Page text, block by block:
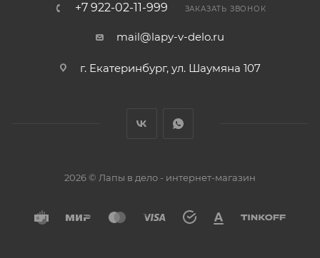
+7 922-02-11-999 ЗАКАЗАТЬ ЗВОНОК
mail@lapy-v-delo.ru
г. Екатеринбург, ул. Шаумяна 107
2026 © Лапы в дело - интернет-магазин